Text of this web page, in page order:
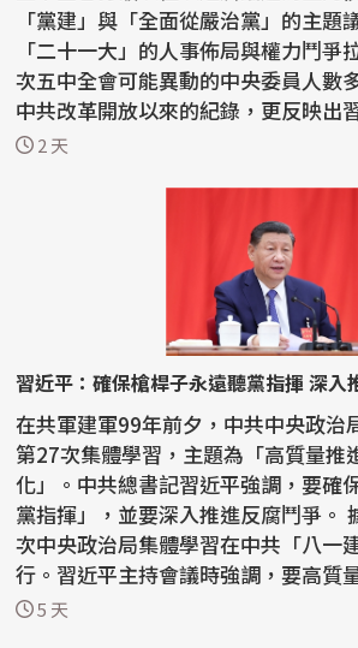
「黨建」與「全面從嚴治黨」的主題
「二十一大」的人事佈局與權力鬥爭
次五中全會可能異動的中央委員人數
中共改革開放以來的紀錄，更反映出
任期的...
2 天
習近平：確保槍桿子永遠聽黨指揮 深入
在共軍建軍99年前夕，中共中央政治
第27次集體學習，主題為「高質量推
化」。中共總書記習近平強調，要確
黨指揮」，並要深入推進反腐鬥爭。 據新華社報導，這
次中央政治局集體學習在中共「八一
行。習近平主持會議時強調，要高質
現代化，...
5 天